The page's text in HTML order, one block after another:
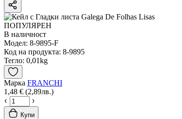
ПОПУЛЯРЕН
В наличност
Модел: 8-9895-F
Код на продукта: 8-9895
Тегло: 0,01kg
Марка FRANCHI
1,48 € (2,89лв.)
Купи